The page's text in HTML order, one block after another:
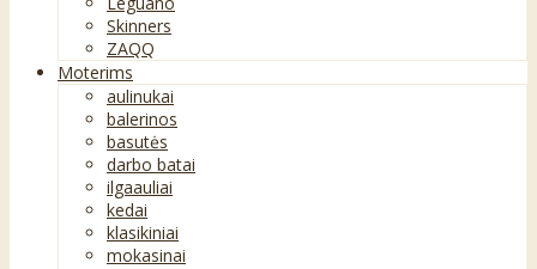
Skinners
ZAQQ
Moterims
aulinukai
balerinos
basutės
darbo batai
ilgaauliai
kedai
klasikiniai
mokasinai